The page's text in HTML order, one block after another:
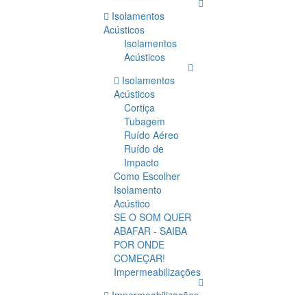
Isolamentos
Acústicos
Isolamentos
Acústicos
Isolamentos
Acústicos
Cortiça
Tubagem
Ruído Aéreo
Ruído de
Impacto
Como Escolher
Isolamento
Acústico
SE O SOM QUER
ABAFAR - SAIBA
POR ONDE
COMEÇAR!
Impermeabilizações